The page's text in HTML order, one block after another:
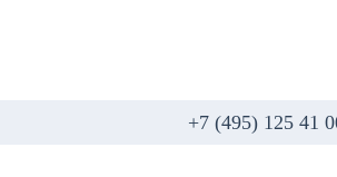
+7 (495) 125 41